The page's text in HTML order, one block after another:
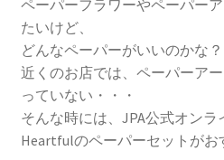
ペーパーフラワーやペーパー
たいけど、
どんなペーパーがいいのかな？
近くのお店では、ペーパーア
っていない・・・
そんな時には、JPA公式オン
Heartfulのペーパーセットがお